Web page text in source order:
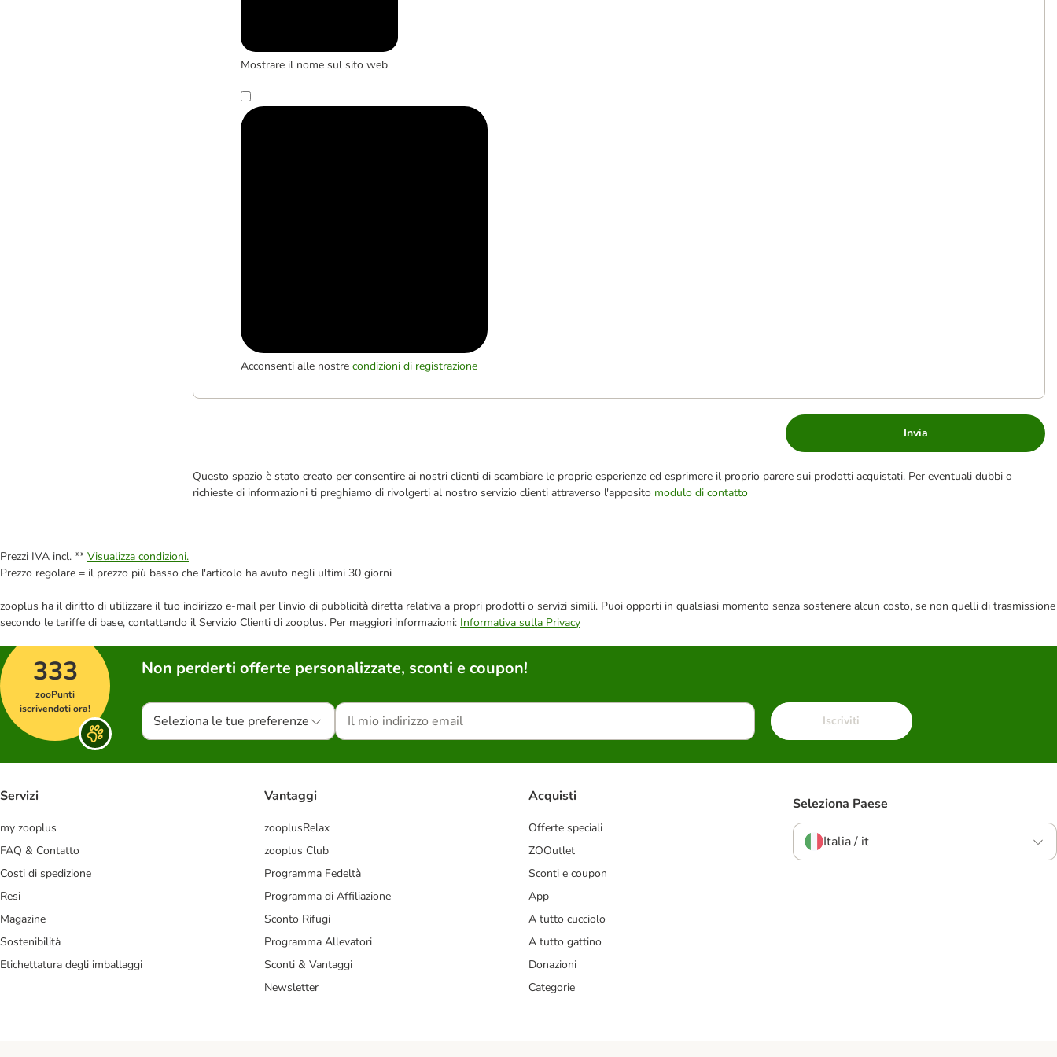
Mostrare il nome sul sito web
Acconsenti alle nostre condizioni di registrazione
Invia
Questo spazio è stato creato per consentire ai nostri clienti di scambiare le proprie esperienze ed esprimere il proprio parere sui prodotti acquistati. Per eventuali dubbi o
richieste di informazioni ti preghiamo di rivolgerti al nostro servizio clienti attraverso l'apposito modulo di contatto
Prezzi IVA incl. ** Visualizza condizioni.
Prezzo regolare = il prezzo più basso che l'articolo ha avuto negli ultimi 30 giorni
zooplus ha il diritto di utilizzare il tuo indirizzo e-mail per l'invio di pubblicità diretta relativa a propri prodotti o servizi simili. Puoi opporti in qualsiasi momento senza sostenere alcun costo, se non quelli di trasmissione
secondo le tariffe di base, contattando il Servizio Clienti di zooplus. Per maggiori informazioni: Informativa sulla Privacy
333
zooPunti
iscrivendoti ora!
Non perderti offerte personalizzate, sconti e coupon!
Seleziona le tue preferenze Iscriviti
Servizi
my zooplus
FAQ & Contatto
Costi di spedizione
Resi
Magazine
Sostenibilità
Etichettatura degli imballaggi
Vantaggi
zooplusRelax
zooplus Club
Programma Fedeltà
Programma di Affiliazione
Sconto Rifugi
Programma Allevatori
Sconti & Vantaggi
Newsletter
Acquisti
Offerte speciali
ZOOutlet
Sconti e coupon
App
A tutto cucciolo
A tutto gattino
Donazioni
Categorie
Seleziona Paese
Italia / it